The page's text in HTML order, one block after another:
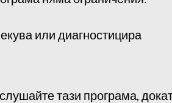
или диагностицира
тази програма,